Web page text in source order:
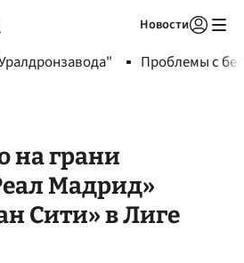
Новости
Проблемы с
на грани
Мадрид»
Сити» в Лиге